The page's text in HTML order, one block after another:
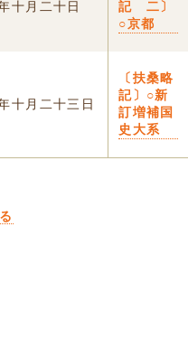
十月二十日
記 二〕
○京都
十月二十三日
〔扶桑略
記〕○新
訂増補国
史大系